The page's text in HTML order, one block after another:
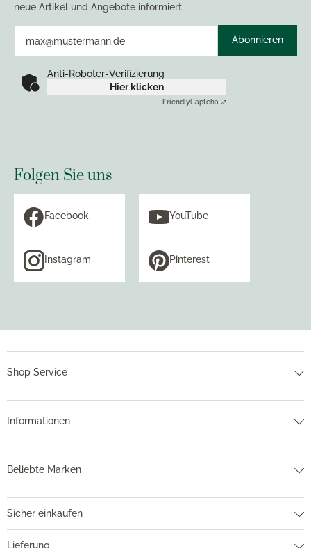
neue Artikel und Angebote informiert.
Abonnieren
Anti-Roboter-Verifizierung
Hier klicken
FriendlyCaptcha ⇗
Folgen Sie uns
Facebook YouTube
Instagram Pinterest
Shop Service
Informationen
Beliebte Marken
Sicher einkaufen
Lieferung